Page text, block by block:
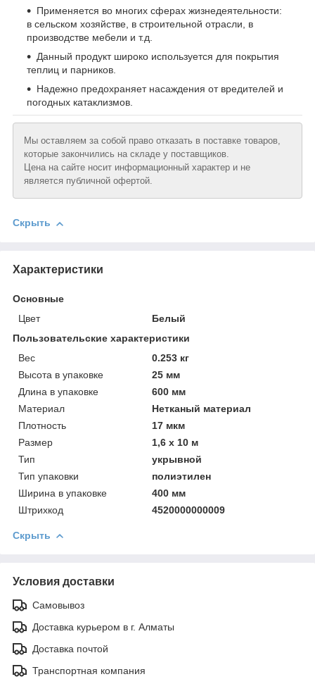
Применяется во многих сферах жизнедеятельности:
в сельском хозяйстве, в строительной отрасли, в
производстве мебели и т.д.
Данный продукт широко используется для покрытия
теплиц и парников.
Надежно предохраняет насаждения от вредителей и
погодных катаклизмов.
Мы оставляем за собой право отказать в поставке товаров,
которые закончились на складе у поставщиков.
Цена на сайте носит информационный характер и не
является публичной офертой.
Скрыть
Характеристики
Основные
Цвет
Белый
Пользовательские характеристики
Вeс
0.253 кг
Высотa в упаковке
25 мм
Длинa в упаковке
600 мм
Материал
Нетканый материал
Плотность
17 мкм
Размер
1,6 х 10 м
Тип
укрывной
Тип упаковки
полиэтилен
Ширинa в упаковке
400 мм
Штрихкод
4520000000009
Скрыть
Условия доставки
Самовывоз
Доставка курьером в г. Алматы
Доставка почтой
Транспортная компания